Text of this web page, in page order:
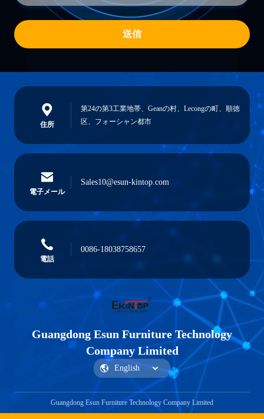
送信
住所
第24の第3工業地帯、Geanの村、Lecongの町、順徳
区、フォーシャン都市
電子メール
Sales10@esun-kintop.com
電話
0086-18038758657
Guangdong Esun Furniture Technology
Company Limited
Guangdong Esun Furniture Technology Company Limited